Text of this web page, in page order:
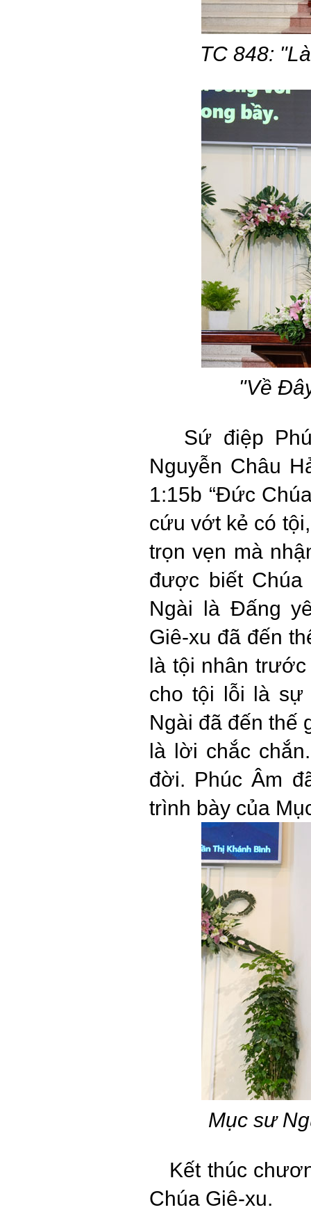
TC 848:
"Về
Sứ điệp
Nguyễn Châu
1:15b “Đức
cứu vớt kẻ có
trọn vẹn mà
được biết
Ngài là Đấng
Giê-xu đã đến
là tội nhân
cho tội lỗi là sự
Ngài đã đến thế
là lời chắc
đời. Phúc Âm
trình bày của
Mục sư
Kết thúc
Chúa Giê-xu.